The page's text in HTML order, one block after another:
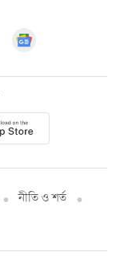
নীতি ও শর্ত